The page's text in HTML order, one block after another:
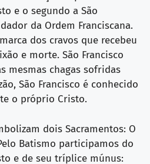
e o segundo a São
da Ordem Franciscana.
dos cravos que recebeu
e morte. São Francisco
mesmas chagas sofridas
São Francisco é conhecido
o próprio Cristo.
dois Sacramentos: O
Batismo participamos do
e de seu tríplice múnus: